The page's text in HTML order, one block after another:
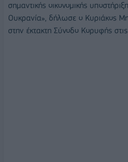
σημαντικής οικονομικής
Ουκρανία», δήλωσε ο Κυριάκος
στην έκτακτη Σύνοδο Κορυφής